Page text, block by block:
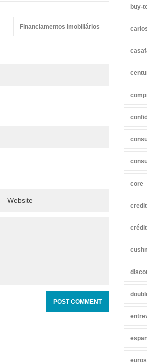
Financiamentos Imobiliários
buy-
core